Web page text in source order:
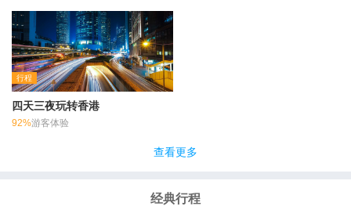
行程
四天三夜玩转香港
92%游客体验
查看更多
经典行程